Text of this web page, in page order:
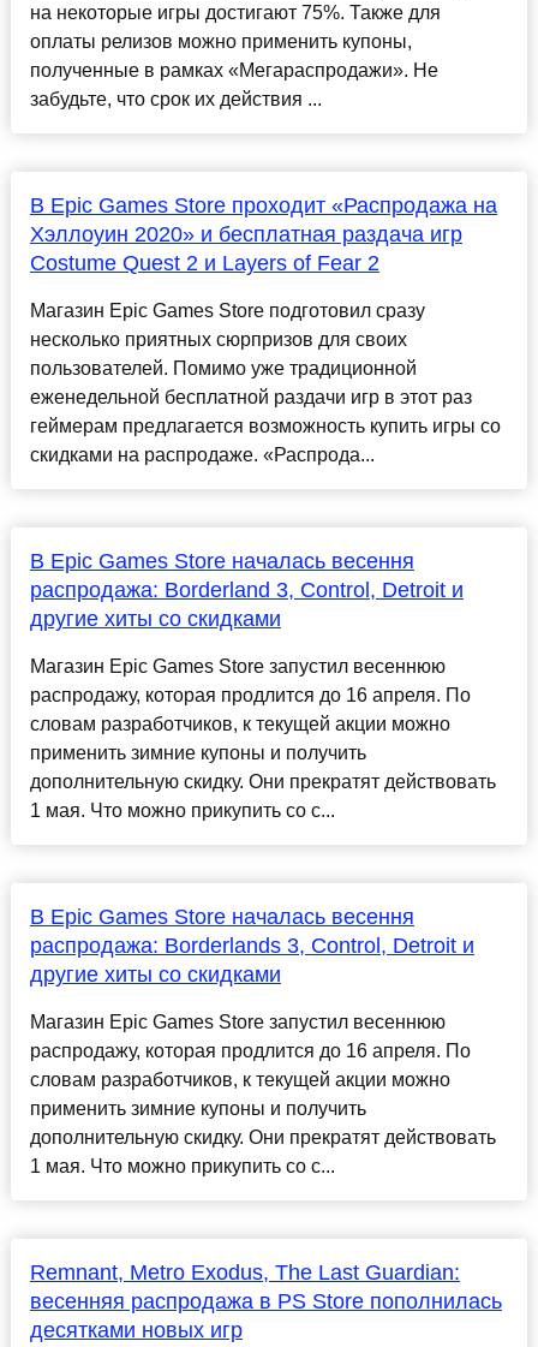
на некоторые игры достигают 75%. Также для
оплаты релизов можно применить купоны,
полученные в рамках «Мегараспродажи». Не
забудьте, что срок их действия ...
В Epic Games Store проходит «Распродажа на
Хэллоуин 2020» и бесплатная раздача игр
Costume Quest 2 и Layers of Fear 2
Магазин Epic Games Store подготовил сразу
несколько приятных сюрпризов для своих
пользователей. Помимо уже традиционной
еженедельной бесплатной раздачи игр в этот раз
геймерам предлагается возможность купить игры со
скидками на распродаже. «Распрода...
В Epic Games Store началась весення
распродажа: Borderland 3, Control, Detroit и
другие хиты со скидками
Магазин Epic Games Store запустил весеннюю
распродажу, которая продлится до 16 апреля. По
словам разработчиков, к текущей акции можно
применить зимние купоны и получить
дополнительную скидку. Они прекратят действовать
1 мая. Что можно прикупить со с...
В Epic Games Store началась весення
распродажа: Borderlands 3, Control, Detroit и
другие хиты со скидками
Магазин Epic Games Store запустил весеннюю
распродажу, которая продлится до 16 апреля. По
словам разработчиков, к текущей акции можно
применить зимние купоны и получить
дополнительную скидку. Они прекратят действовать
1 мая. Что можно прикупить со с...
Remnant, Metro Exodus, The Last Guardian:
весенняя распродажа в PS Store пополнилась
десятками новых игр